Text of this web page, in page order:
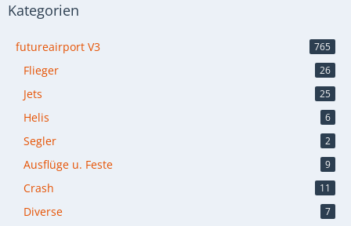
Kategorien
futureairport V3 765
Flieger 26
Jets 25
Helis 6
Segler 2
Ausflüge u. Feste 9
Crash 11
Diverse 7